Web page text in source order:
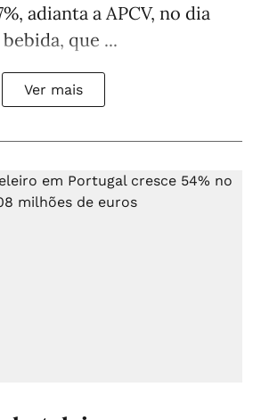
adianta a APCV, no dia
que ...
Ver mais